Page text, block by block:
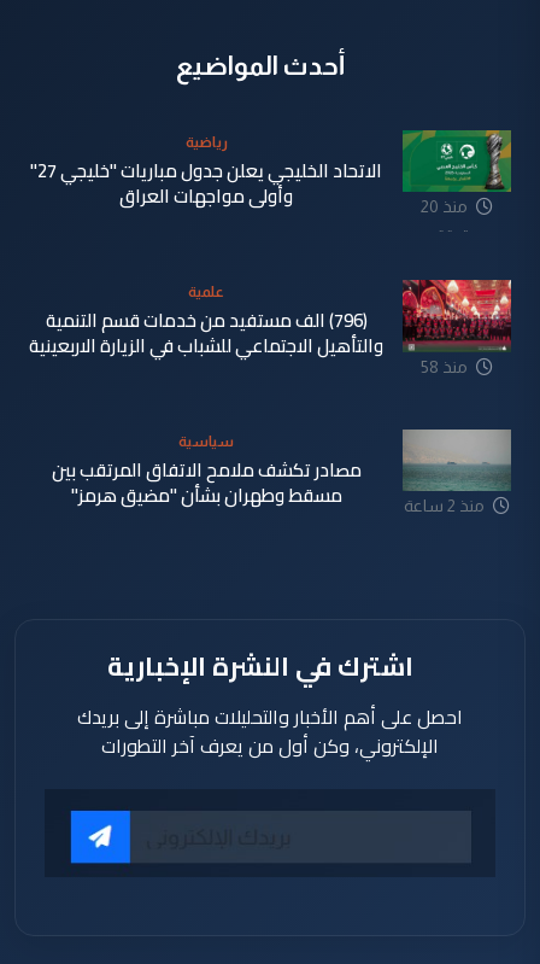
أحدث المواضيع
منذ 20
دقيقة
رياضية
الاتحاد الخليجي يعلن جدول مباريات "خليجي 27"
وأولى مواجهات العراق
منذ 58
علمية
(796) الف مستفيد من خدمات قسم التنمية
والتأهيل الاجتماعي للشباب في الزيارة الاربعينية
منذ 2 ساعة
سياسية
مصادر تكشف ملامح الاتفاق المرتقب بين
مسقط وطهران بشأن "مضيق هرمز"
اشترك في النشرة الإخبارية
احصل على أهم الأخبار والتحليلات مباشرة إلى بريدك
الإلكتروني، وكن أول من يعرف آخر التطورات